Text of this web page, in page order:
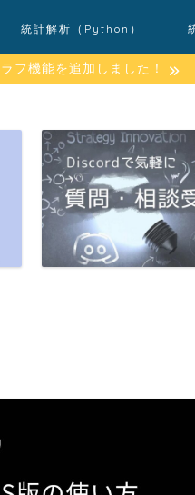
統計解析（Python）
フ機能を追加しました！